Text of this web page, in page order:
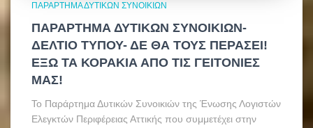
ΠΑΡΆΡΤΗΜΑ ΔΥΤΙΚΏΝ ΣΥΝΟΙΚΙΏΝ
ΠΑΡΑΡΤΗΜΑ ΔΥΤΙΚΩΝ ΣΥΝΟΙΚΙΩΝ-
ΔΕΛΤΙΟ ΤΥΠΟΥ- ΔΕ ΘΑ ΤΟΥΣ ΠΕΡΑΣΕΙ!
ΕΞΩ ΤΑ ΚΟΡΑΚΙΑ ΑΠΟ ΤΙΣ ΓΕΙΤΟΝΙΕΣ
ΜΑΣ!
Το Παράρτημα Δυτικών Συνοικιών της Ένωσης Λογιστών
Ελεγκτών Περιφέρειας Αττικής που συμμετέχει στην